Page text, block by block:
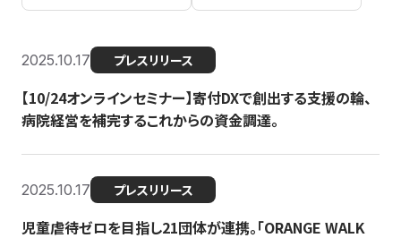
2025.10.17 プレスリリース
【10/24オンラインセミナー】寄付DXで創出する支援の輪、
病院経営を補完するこれからの資金調達。
2025.10.17 プレスリリース
児童虐待ゼロを目指し21団体が連携。「ORANGE WALK